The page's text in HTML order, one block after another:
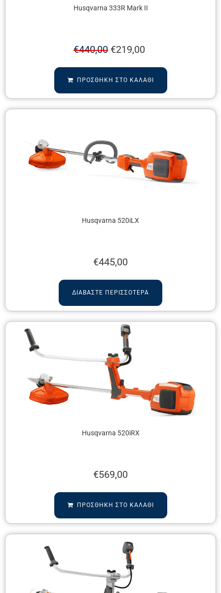
Husqvarna 333R Mark II
€440,00 €219,00
ΠΡΟΣΘΉΚΗ ΣΤΟ ΚΑΛΆΘΙ
Husqvarna 520iLX
€445,00
ΔΙΑΒΆΣΤΕ ΠΕΡΙΣΣΌΤΕΡΑ
Husqvarna 520iRX
€569,00
ΠΡΟΣΘΉΚΗ ΣΤΟ ΚΑΛΆΘΙ